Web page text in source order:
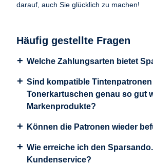
darauf, auch Sie glücklich zu machen!
Häufig gestellte Fragen
Welche Zahlungsarten bietet
Sind kompatible Tintenpatronen
Tonerkartuschen genau so gut
Markenprodukte?
Können die Patronen wieder
Wie erreiche ich den
Kundenservice?